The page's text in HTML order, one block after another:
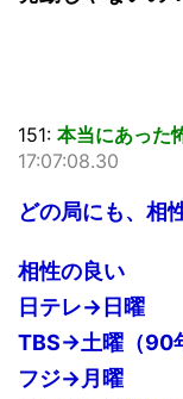
151: 本当にあった
17:07:08.30
どの局にも、相
相性の良い
日テレ→日曜
TBS→土曜（90
フジ→月曜